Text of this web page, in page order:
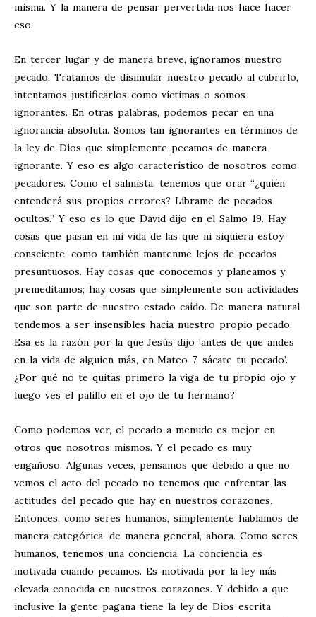
misma. Y la manera de pensar pervertida nos hace hacer
eso.
En tercer lugar y de manera breve, ignoramos nuestro
pecado. Tratamos de disimular nuestro pecado al cubrirlo,
intentamos justificarlos como víctimas o somos
ignorantes. En otras palabras, podemos pecar en una
ignorancia absoluta. Somos tan ignorantes en términos de
la ley de Dios que simplemente pecamos de manera
ignorante. Y eso es algo característico de nosotros como
pecadores. Como el salmista, tenemos que orar “¿quién
entenderá sus propios errores? Líbrame de pecados
ocultos.” Y eso es lo que David dijo en el Salmo 19. Hay
cosas que pasan en mi vida de las que ni siquiera estoy
consciente, como también mantenme lejos de pecados
presuntuosos. Hay cosas que conocemos y planeamos y
premeditamos; hay cosas que simplemente son actividades
que son parte de nuestro estado caído. De manera natural
tendemos a ser insensibles hacia nuestro propio pecado.
Esa es la razón por la que Jesús dijo ‘antes de que andes
en la vida de alguien más, en Mateo 7, sácate tu pecado’.
¿Por qué no te quitas primero la viga de tu propio ojo y
luego ves el palillo en el ojo de tu hermano?
Como podemos ver, el pecado a menudo es mejor en
otros que nosotros mismos. Y el pecado es muy
engañoso. Algunas veces, pensamos que debido a que no
vemos el acto del pecado no tenemos que enfrentar las
actitudes del pecado que hay en nuestros corazones.
Entonces, como seres humanos, simplemente hablamos de
manera categórica, de manera general, ahora. Como seres
humanos, tenemos una conciencia. La conciencia es
motivada cuando pecamos. Es motivada por la ley más
elevada conocida en nuestros corazones. Y debido a que
inclusive la gente pagana tiene la ley de Dios escrita